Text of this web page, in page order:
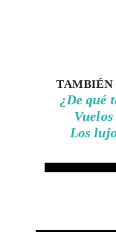
TAMBIÉN
¿De qué
Los